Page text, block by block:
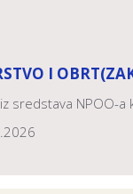
I OBRT
sredstava NPOO-a